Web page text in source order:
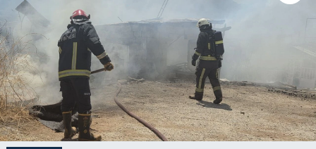
Haberler
KANALV Spor
Kültür Sanat
Magazin